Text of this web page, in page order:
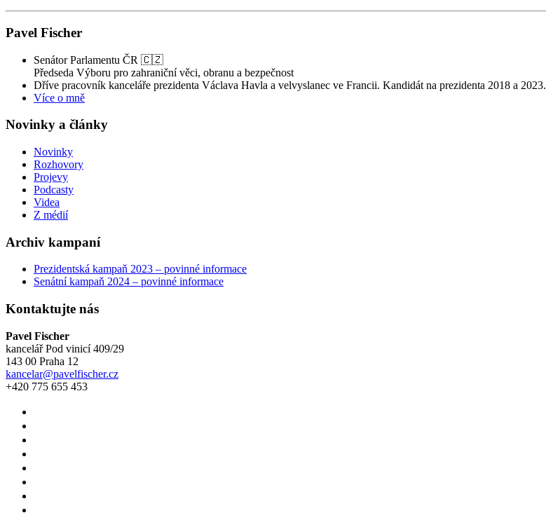
Pavel Fischer
Senátor Parlamentu ČR 🇨🇿
Předseda Výboru pro zahraniční věci, obranu a bezpečnost
Dříve pracovník kanceláře prezidenta Václava Havla a velvyslanec ve Francii. Kandidát na prezidenta 2018 a 2023.
Více o mně
Novinky a články
Novinky
Rozhovory
Projevy
Podcasty
Videa
Z médií
Archiv kampaní
Prezidentská kampaň 2023 – povinné informace
Senátní kampaň 2024 – povinné informace
Kontaktujte nás
Pavel Fischer
kancelář Pod vinicí 409/29
143 00 Praha 12
kancelar@pavelfischer.cz
+420 775 655 453